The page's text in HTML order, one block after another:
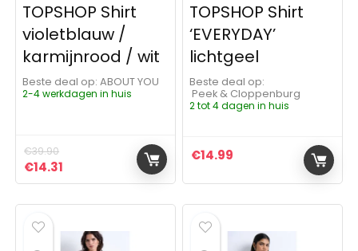
TOPSHOP Shirt
violetblauw /
karmijnrood / wit
Beste deal op:
ABOUT YOU
2-4 werkdagen in huis
€39.90
Oorspronkelijke prijs was: €39.90.
€14.31 Huidige prijs is: €14.31.
TOPSHOP Shirt
‘EVERYDAY’
lichtgeel
Beste deal op:
Peek & Cloppenburg
2 tot 4 dagen in huis
€14.99